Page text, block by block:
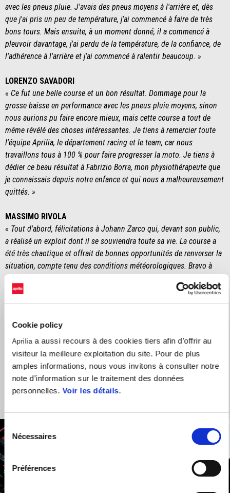
Cookie policy
Aprilia a aussi recours à des cookies tiers afin d’offrir au
visiteur la meilleure exploitation du site. Pour de plus
amples informations, nous vous invitons à consulter notre
note d’information sur le traitement des données
personnelles. Voir les détails.
Sélection
du Nécessaires
Préférences
avec les pneus pluie. J'avais des pneus moyens à l'arrière et, dès
que j'ai pris un peu de température, j'ai commencé à faire de très
bons tours. Mais ensuite, à un moment donné, il a commencé à
pleuvoir davantage, j'ai perdu de la température, de la confiance, de
l'adhérence à l'arrière et j'ai commencé à ralentir beaucoup. »
LORENZO SAVADORI
« Ce fut une belle course et un bon résultat. Dommage pour la
grosse baisse en performance avec les pneus pluie moyens, sinon
nous aurions pu faire encore mieux, mais cette course a tout de
même révélé des choses intéressantes. Je tiens à remercier toute
l'équipe Aprilia, le département racing et le team, car nous
travaillons tous à 100 % pour faire progresser la moto. Je tiens à
dédier ce beau résultat à Fabrizio Borra, mon physiothérapeute que
je connaissais depuis notre enfance et qui nous a malheureusement
quittés. »
MASSIMO RIVOLA
« Tout d'abord, félicitations à Johann Zarco qui, devant son public,
a réalisé un exploit dont il se souviendra toute sa vie. La course a
été très chaotique et offrait de bonnes opportunités de renverser la
situation, compte tenu des conditions météorologiques. Bravo à
Lorenzo d'avoir pris le risque au départ en choisissant de rester en
pneus slicks. Personnellement, je n'étais pas convaincu dès le
départ par le nouveau règlement avec la double long lap penalty,
avons vu Marco rouler très vite, mais malheureusement, cela ne
s'est pas traduit par des résultats à la hauteur. Je suis toutefois
convaincu que cela viendra bientôt. Le travail paie toujours. C'est
très agréable de voir les deux RS-GP25 du Trackhouse MotoGP
Team dans le top dix. »